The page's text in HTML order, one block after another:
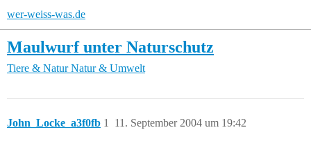
wer-weiss-was.de
Maulwurf unter Naturschutz
Tiere & Natur Natur & Umwelt
John_Locke_a3f0fb 11. September 2004 um 19:42
1